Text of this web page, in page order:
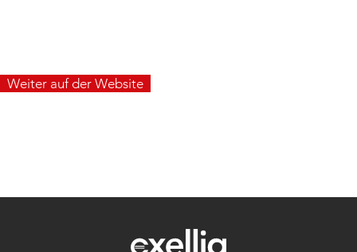
Weiter auf der Website